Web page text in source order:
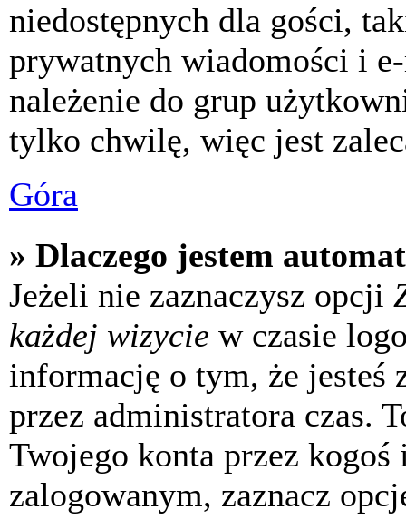
niedostępnych dla gości,
prywatnych wiadomości i
należenie do grup
tylko chwilę, więc jest
Góra
» Dlaczego jestem
Jeżeli nie zaznaczysz opcji
każdej wizycie w czasie
informację o tym, że jesteś
przez administratora czas.
Twojego konta przez kogoś
zalogowanym, zaznacz